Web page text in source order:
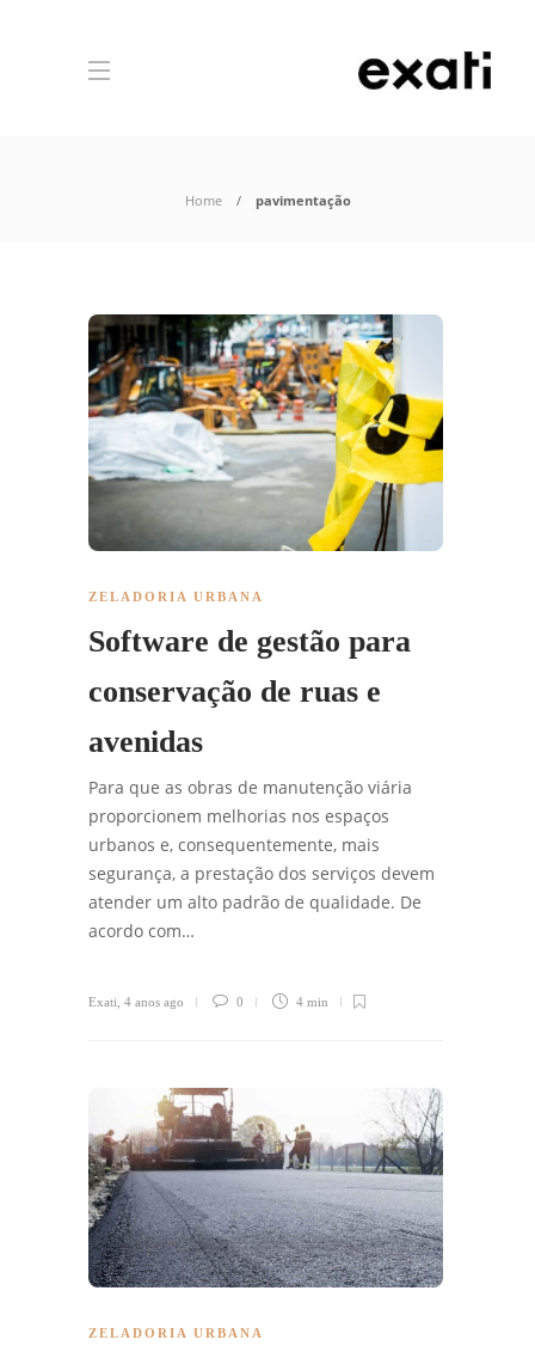
Home pavimentação
ZELADORIA URBANA
Software de gestão para
conservação de ruas e
avenidas
Para que as obras de manutenção viária
proporcionem melhorias nos espaços
urbanos e, consequentemente, mais
segurança, a prestação dos serviços devem
atender um alto padrão de qualidade. De
acordo com…
Exati 4 anos ago 0 4 min
ZELADORIA URBANA